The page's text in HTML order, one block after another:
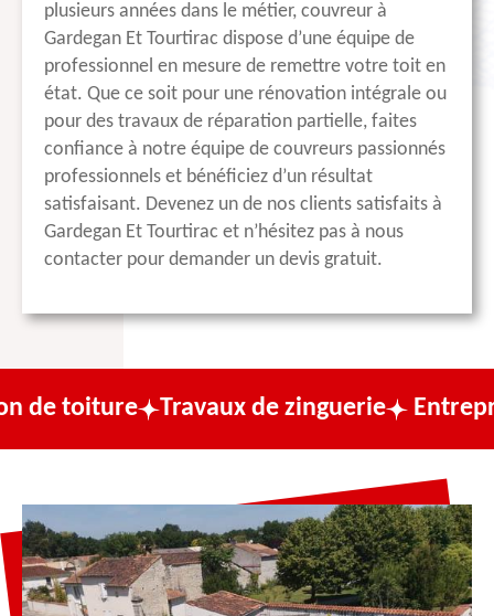
plusieurs années dans le métier, couvreur à
Gardegan Et Tourtirac dispose d’une équipe de
professionnel en mesure de remettre votre toit en
état. Que ce soit pour une rénovation intégrale ou
pour des travaux de réparation partielle, faites
confiance à notre équipe de couvreurs passionnés
professionnels et bénéficiez d’un résultat
satisfaisant. Devenez un de nos clients satisfaits à
Gardegan Et Tourtirac et n’hésitez pas à nous
contacter pour demander un devis gratuit.
Travaux de zinguerie Entreprise de